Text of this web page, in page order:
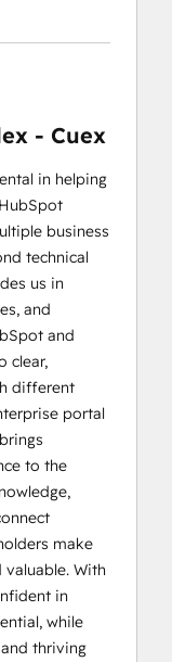
- Cuex
in helping
business
technical
us in
and
and
clear,
different
portal
to the
make
With
in
while
thriving